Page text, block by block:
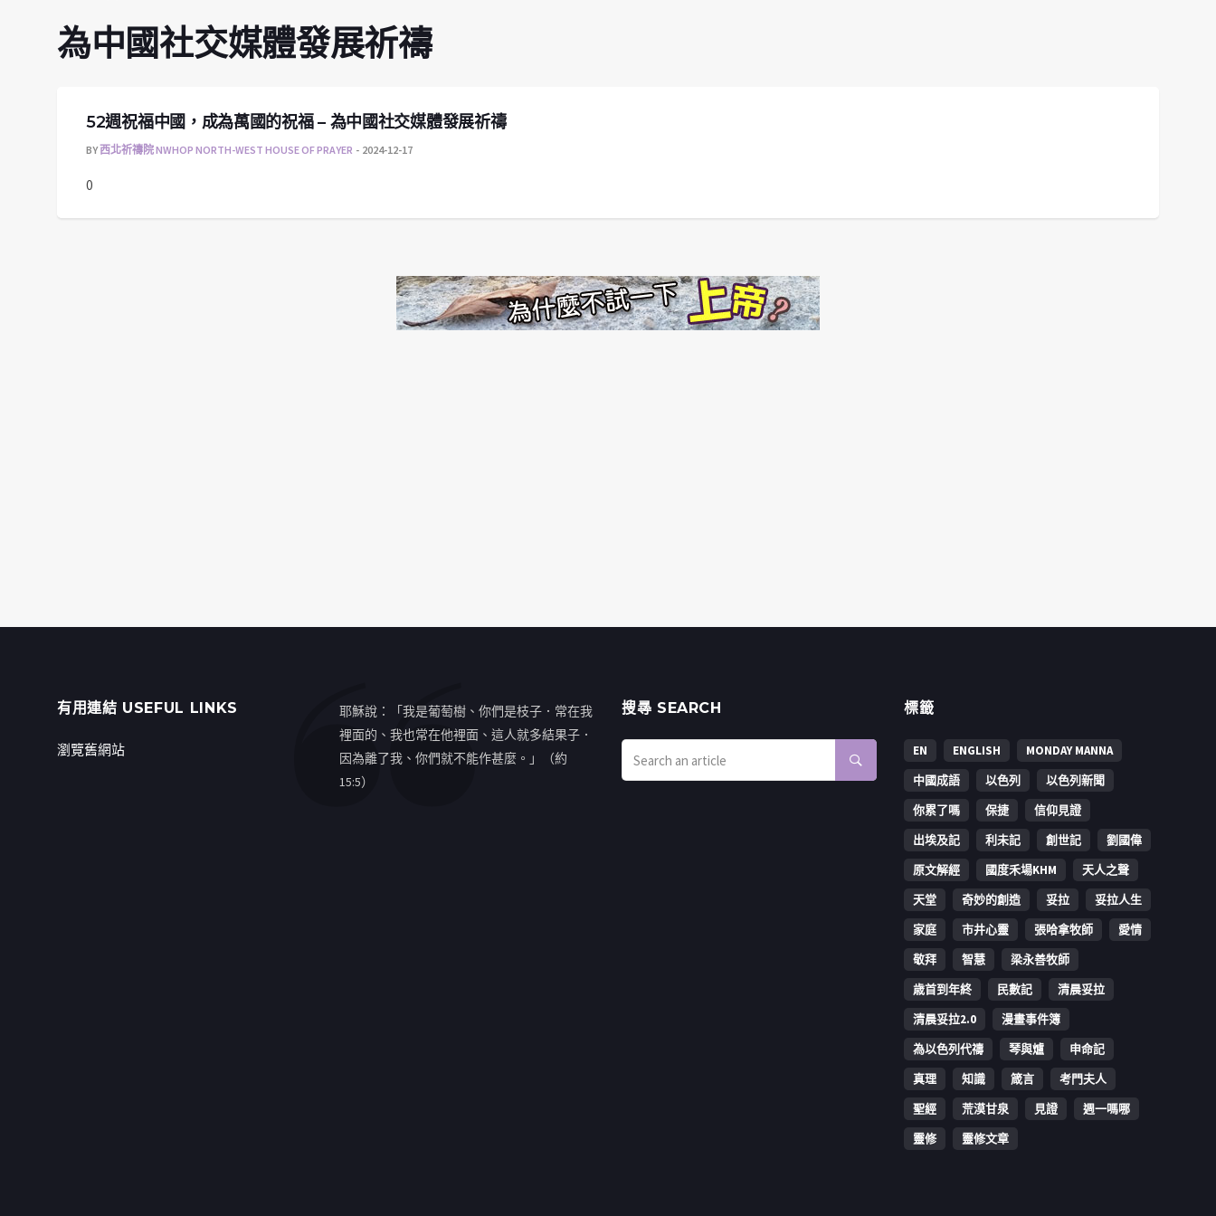
為中國社交媒體發展祈禱
52週祝福中國，成為萬國的祝福 – 為中國社交媒體發展祈禱
BY西北祈禱院 NWHOP NORTH-WEST HOUSE OF PRAYER 2024-12-17
0
有用連結 USEFUL LINKS
瀏覽舊網站
耶穌說：「我是葡萄樹、你們是枝子．常在我
裡面的、我也常在他裡面、這人就多結果子．
因為離了我、你們就不能作甚麼。」（約
15:5）
搜㝷 SEARCH 標籤
EN ENGLISH
MONDAY MANNA
中國成語
以色列
以色列新聞
你累了嗎
保捷
信仰見證
出埃及記
利未記 創世記
劉國偉
原文解經
國度禾場KHM
天人之聲
天堂
奇妙的創造 妥拉
妥拉人生
家庭
市井心靈 張哈拿牧師
愛情
敬拜
智慧
梁永善牧師
歳首到年終
民數記
清晨妥拉
清晨妥拉2.0
漫畫事件簿
為以色列代禱
琴與爐
申命記
真理
知識 箴言
考門夫人
聖經
荒漠甘泉 見證
週一嗎哪
靈修
靈修文章